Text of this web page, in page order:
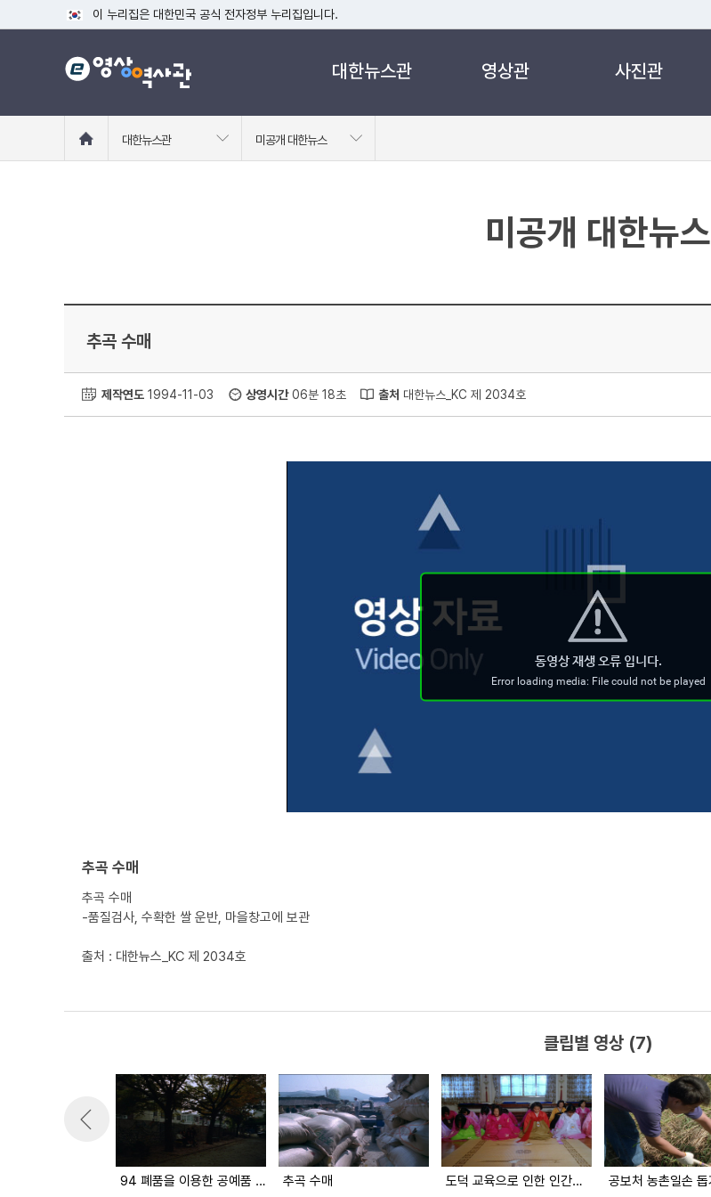
이 누리집은 대한민국 공식 전자정부 누리집입니다.
공식 누리집 주소 확인하기
go.kr 주소를 사용하는 누리집은 대한민국 정부기관이 관리하는 누리집입니다.
대한뉴스관 영상관 사진관
로
대한뉴스관 미공개 대한뉴스
미공개 대한뉴스
추곡 수매
제작연도 1994-11-03 상영시간06분 18초 출처 대한뉴스_KC 제 2034호
추곡 수매
추곡 수매
-품질검사, 수확한 쌀 운반, 마을창고에 보관
출처 : 대한뉴스_KC 제 2034호
클립별 영상 (7)
94 폐품을 이용한 공예품 공모전 추곡 수매 도덕 교육으로 인한 인간성 회복